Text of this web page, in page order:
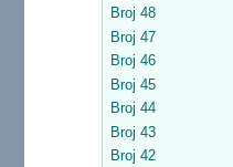
Broj 48
Broj 47
Broj 46
Broj 45
Broj 44
Broj 43
Broj 42